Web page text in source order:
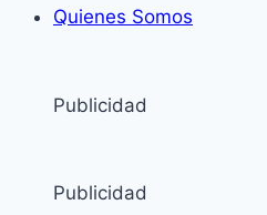
Quienes Somos
Publicidad
Publicidad